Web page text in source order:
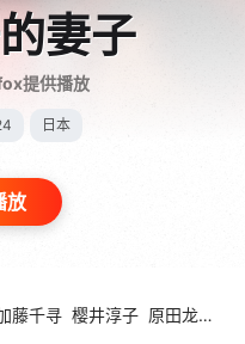
妻子
提供播放
日本
放
藤千寻 樱井淳子 原田龙二